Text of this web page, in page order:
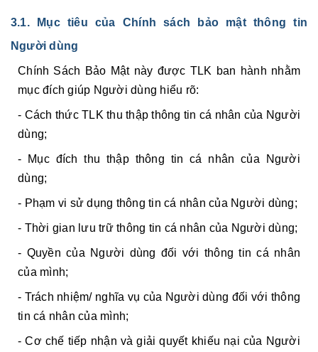
3.1. Mục tiêu của Chính sách bảo mật thông tin
Người dùng
Chính Sách Bảo Mật này được TLK ban hành nhằm
mục đích giúp Người dùng hiểu rõ:
- Cách thức TLK thu thập thông tin cá nhân của Người
dùng;
- Mục đích thu thập thông tin cá nhân của Người
dùng;
- Phạm vi sử dụng thông tin cá nhân của Người dùng;
- Thời gian lưu trữ thông tin cá nhân của Người dùng;
- Quyền của Người dùng đối với thông tin cá nhân
của mình;
- Trách nhiệm/ nghĩa vụ của Người dùng đối với thông
tin cá nhân của mình;
- Cơ chế tiếp nhận và giải quyết khiếu nại của Người